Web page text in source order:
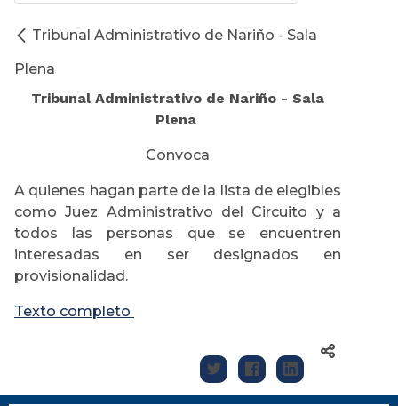
Tribunal Administrativo de Nariño - Sala
Plena
Tribunal Administrativo de Nariño - Sala
Plena
Convoca
A quienes hagan parte de la lista de elegibles
como Juez Administrativo del Circuito y a
todos las personas que se encuentren
interesadas en ser designados en
provisionalidad.
Texto completo